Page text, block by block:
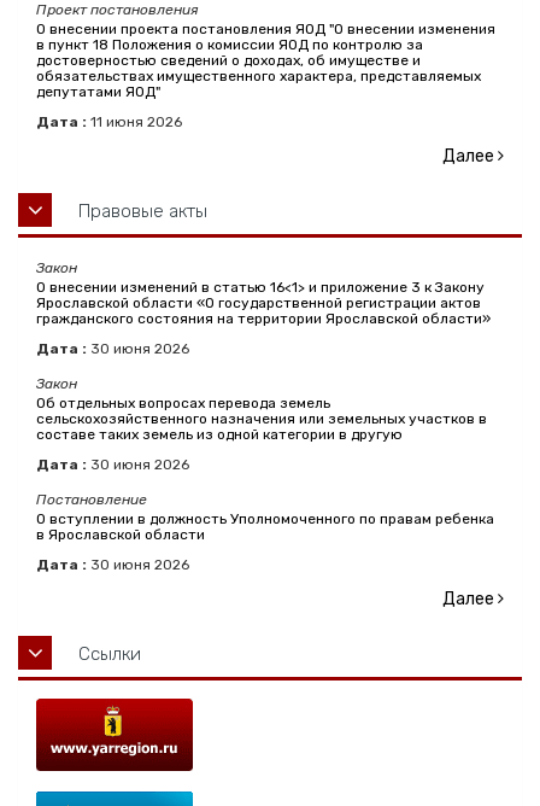
Проект постановления
О внесении проекта постановления ЯОД "О внесении изменения
в пункт 18 Положения о комиссии ЯОД по контролю за
достоверностью сведений о доходах, об имуществе и
обязательствах имущественного характера, представляемых
депутатами ЯОД"
Дата : 11 июня 2026
Далее
Правовые акты
Закон
О внесении изменений в статью 16<1> и приложение 3 к Закону
Ярославской области «О государственной регистрации актов
гражданского состояния на территории Ярославской области»
Дата : 30 июня 2026
Закон
Об отдельных вопросах перевода земель
сельскохозяйственного назначения или земельных участков в
составе таких земель из одной категории в другую
Дата : 30 июня 2026
Постановление
О вступлении в должность Уполномоченного по правам ребенка
в Ярославской области
Дата : 30 июня 2026
Далее
Ссылки